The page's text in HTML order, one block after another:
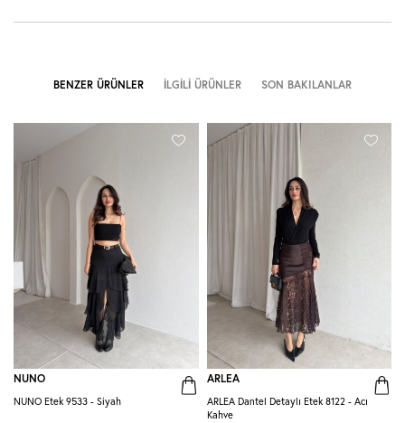
BENZER ÜRÜNLER İLGILI ÜRÜNLER SON BAKILANLAR
NUNO
NUNO Etek 9533 - Siyah
ARLEA
ARLEA Dantel Detaylı Etek 8122 - Acı
Kahve